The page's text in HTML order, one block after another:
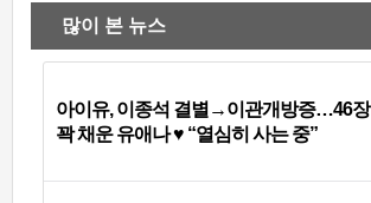
많이 본 뉴스
아이유, 이종석 결별→이관개방증…46장
꽉 채운 유애나 ♥ “열심히 사는 중”